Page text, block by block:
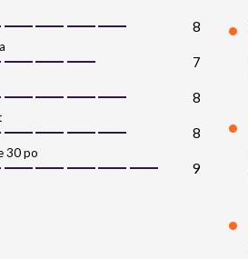
8
7
8
8
30 po
9